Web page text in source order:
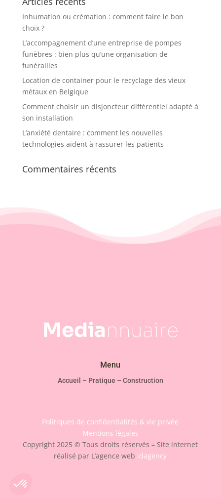
Inhumation ou crémation : comment faire le bon
choix ?
L’accompagnement d’une entreprise de pompes
funèbres : bien plus qu’une organisation de
funérailles
Location de container pour le recyclage des vieux
métaux en Belgique
Comment choisir un disjoncteur différentiel adapté à
son installation
L’anxiété dentaire : comment les nouvelles
technologies aident à rassurer les patients
Commentaires récents
Mediannuaire
Menu
Accueil – Pratique – Construction
Politiques de confidentialités & vie privée
Mentions légales
Copyright 2025 © Tous droits réservés – Site internet
réalisé par L’agence web idagency